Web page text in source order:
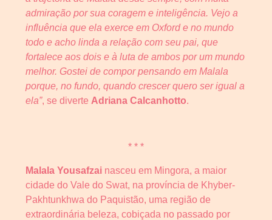
admiração por sua coragem e inteligência. Vejo a
influência que ela exerce em Oxford e no mundo
todo e acho linda a relação com seu pai, que
fortalece aos dois e à luta de ambos por um mundo
melhor. Gostei de compor pensando em Malala
porque, no fundo, quando crescer quero ser igual a
ela”, se diverte Adriana Calcanhotto.
* * *
Malala Yousafzai nasceu em Mingora, a maior
cidade do Vale do Swat, na província de Khyber-
Pakhtunkhwa do Paquistão, uma região de
extraordinária beleza, cobiçada no passado por